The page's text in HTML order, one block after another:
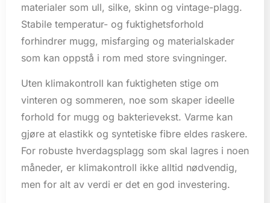
materialer som ull, silke, skinn og vintage-plagg.
Stabile temperatur- og fuktighetsforhold
forhindrer mugg, misfarging og materialskader
som kan oppstå i rom med store svingninger.
Uten klimakontroll kan fuktigheten stige om
vinteren og sommeren, noe som skaper ideelle
forhold for mugg og bakterievekst. Varme kan
gjøre at elastikk og syntetiske fibre eldes raskere.
For robuste hverdagsplagg som skal lagres i noen
måneder, er klimakontroll ikke alltid nødvendig,
men for alt av verdi er det en god investering.